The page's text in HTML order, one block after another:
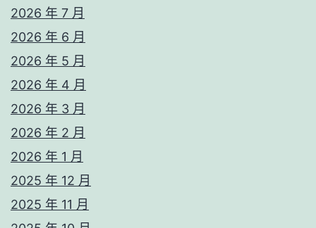
2026 年 7 月
2026 年 6 月
2026 年 5 月
2026 年 4 月
2026 年 3 月
2026 年 2 月
2026 年 1 月
2025 年 12 月
2025 年 11 月